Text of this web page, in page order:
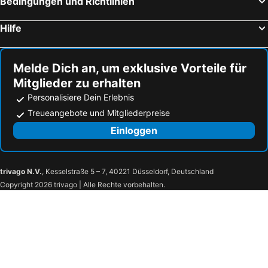
Hilfe
Melde Dich an, um exklusive Vorteile für
Mitglieder zu erhalten
Personalisiere Dein Erlebnis
Treueangebote und Mitgliederpreise
Einloggen
trivago N.V., Kesselstraße 5 – 7, 40221 Düsseldorf, Deutschland
Copyright 2026 trivago | Alle Rechte vorbehalten.